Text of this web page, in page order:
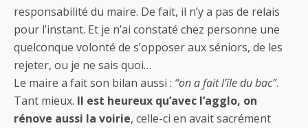
responsabilité du maire. De fait, il n’y a pas de relais
pour l’instant. Et je n’ai constaté chez personne une
quelconque volonté de s’opposer aux séniors, de les
rejeter, ou je ne sais quoi…
Le maire a fait son bilan aussi : “on a fait l’île du bac”.
Tant mieux. Il est heureux qu’avec l’agglo, on
rénove aussi la voirie, celle-ci en avait sacrément